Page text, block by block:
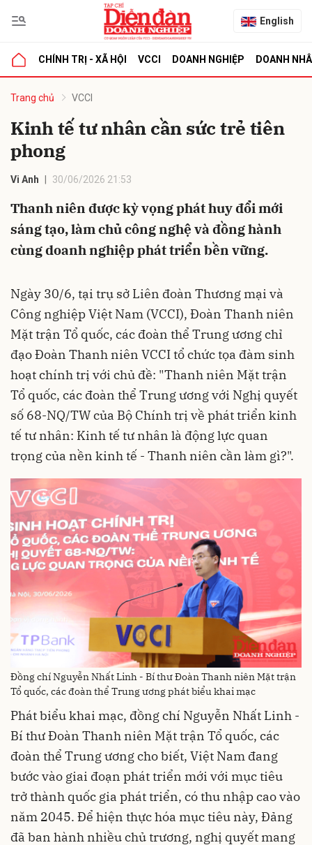
English
CHÍNH TRỊ - XÃ HỘI VCCI DOANH NGHIỆP DOANH
Trang chủ VCCI
Kinh tế tư nhân cần sức trẻ tiên
phong
Vi Anh 30/06/2026 21:53
Thanh niên được kỳ vọng phát huy đổi mới
sáng tạo, làm chủ công nghệ và đồng hành
cùng doanh nghiệp phát triển bền vững.
Ngày 30/6, tại trụ sở Liên đoàn Thương mại và
Công nghiệp Việt Nam (VCCI), Đoàn Thanh niên
Mặt trận Tổ quốc, các đoàn thể Trung ương chỉ
đạo Đoàn Thanh niên VCCI tổ chức tọa đàm sinh
hoạt chính trị với chủ đề: "Thanh niên Mặt trận
Tổ quốc, các đoàn thể Trung ương với Nghị quyết
số 68-NQ/TW của Bộ Chính trị về phát triển kinh
tế tư nhân: Kinh tế tư nhân là động lực quan
trọng của nền kinh tế - Thanh niên cần làm gì?".
Đồng chí Nguyễn Nhất Linh - Bí thư Đoàn Thanh niên Mặt trận
Tổ quốc, các đoàn thể Trung ương phát biểu khai mạc
Phát biểu khai mạc, đồng chí Nguyễn Nhất Linh -
Bí thư Đoàn Thanh niên Mặt trận Tổ quốc, các
đoàn thể Trung ương cho biết, Việt Nam đang
bước vào giai đoạn phát triển mới với mục tiêu
trở thành quốc gia phát triển, có thu nhập cao vào
năm 2045. Để hiện thực hóa mục tiêu này, Đảng
đã ban hành nhiều chủ trương, nghị quyết mang
luận
Hủy